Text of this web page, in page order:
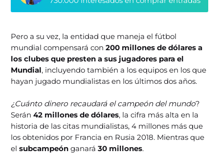
Pero a su vez, la entidad que maneja el fútbol
mundial compensará con200 millones de dólares a
los clubes que presten a sus jugadores para el
Mundial, incluyendo también a los equipos en los que
hayan jugado mundialistas en los últimos dos años.
¿Cuánto dinero recaudará el campeón del mundo?
Serán 42 millones de dólares, la cifra más alta en la
historia de las citas mundialistas, 4 millones más que
los obtenidos por Francia en Rusia 2018. Mientras que
elsubcampeónganará30 millones.